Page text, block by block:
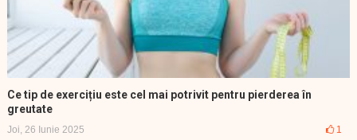
Ce tip de exercițiu este cel mai potrivit pentru pierderea în
greutate
Joi, 26 Iunie 2025 1